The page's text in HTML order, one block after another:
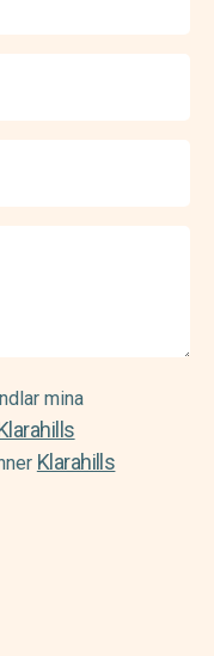
mina
Klarahills